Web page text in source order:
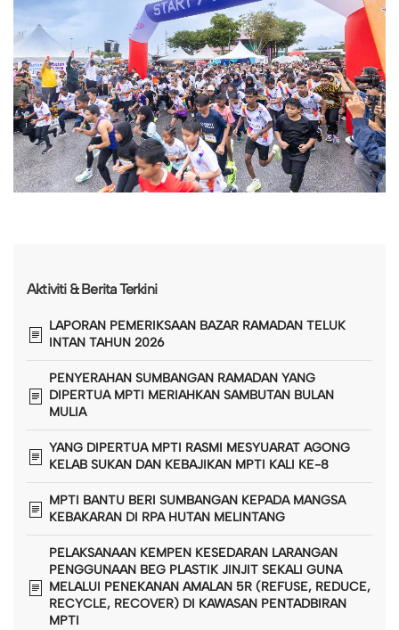
Aktiviti & Berita Terkini
LAPORAN PEMERIKSAAN BAZAR RAMADAN TELUK
INTAN TAHUN 2026
PENYERAHAN SUMBANGAN RAMADAN YANG
DIPERTUA MPTI MERIAHKAN SAMBUTAN BULAN
MULIA
YANG DIPERTUA MPTI RASMI MESYUARAT AGONG
KELAB SUKAN DAN KEBAJIKAN MPTI KALI KE-8
MPTI BANTU BERI SUMBANGAN KEPADA MANGSA
KEBAKARAN DI RPA HUTAN MELINTANG
PELAKSANAAN KEMPEN KESEDARAN LARANGAN
PENGGUNAAN BEG PLASTIK JINJIT SEKALI GUNA
MELALUI PENEKANAN AMALAN 5R (REFUSE, REDUCE,
RECYCLE, RECOVER) DI KAWASAN PENTADBIRAN
MPTI